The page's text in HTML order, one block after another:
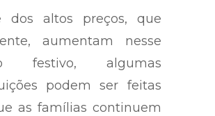
dos altos preços, que
aumentam nesse
festivo, algumas
podem ser feitas
as famílias continuem